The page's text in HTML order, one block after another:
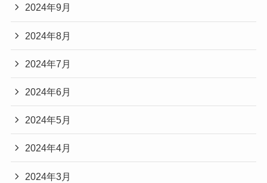
2024年9月
2024年8月
2024年7月
2024年6月
2024年5月
2024年4月
2024年3月